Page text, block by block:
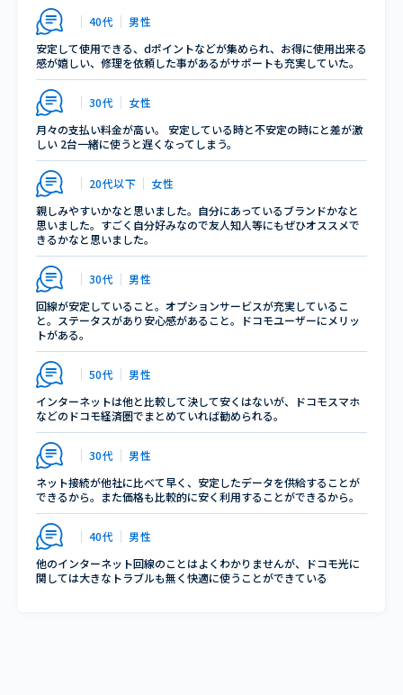
40代
男性
安定して使用できる、dポイントなどが集められ、お得に使用出来る
感が嬉しい、修理を依頼した事があるがサポートも充実していた。
30代
女性
月々の支払い料金が高い。 安定している時と不安定の時にと差が激
しい 2台一緒に使うと遅くなってしまう。
20代以下
女性
親しみやすいかなと思いました。自分にあっているブランドかなと
思いました。すごく自分好みなので友人知人等にもぜひオススメで
きるかなと思いました。
30代
男性
回線が安定していること。オプションサービスが充実しているこ
と。ステータスがあり安心感があること。ドコモユーザーにメリッ
トがある。
50代
男性
インターネットは他と比較して決して安くはないが、ドコモスマホ
などのドコモ経済圏でまとめていれば勧められる。
30代
男性
ネット接続が他社に比べて早く、安定したデータを供給することが
できるから。また価格も比較的に安く利用することができるから。
40代
男性
他のインターネット回線のことはよくわかりませんが、ドコモ光に
関しては大きなトラブルも無く快適に使うことができている